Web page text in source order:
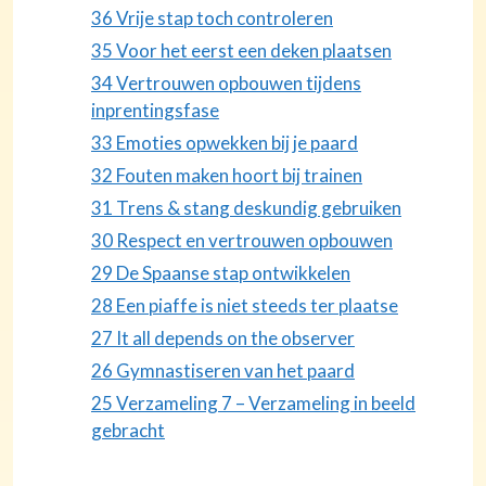
36 Vrije stap toch controleren
35 Voor het eerst een deken plaatsen
34 Vertrouwen opbouwen tijdens
inprentingsfase
33 Emoties opwekken bij je paard
32 Fouten maken hoort bij trainen
31 Trens & stang deskundig gebruiken
30 Respect en vertrouwen opbouwen
29 De Spaanse stap ontwikkelen
28 Een piaffe is niet steeds ter plaatse
27 It all depends on the observer
26 Gymnastiseren van het paard
25 Verzameling 7 – Verzameling in beeld
gebracht